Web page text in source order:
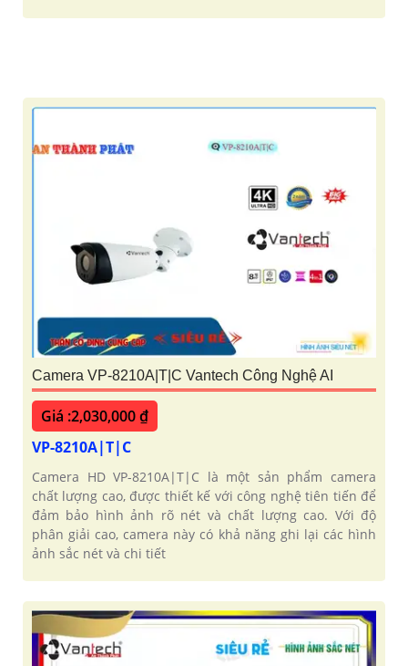
Camera VP-8210A|T|C Vantech Công Nghệ AI
Giá :2,030,000 ₫
VP-8210A|T|C
Camera HD VP-8210A|T|C là một sản phẩm camera
chất lượng cao, được thiết kế với công nghệ tiên tiến để
đảm bảo hình ảnh rõ nét và chất lượng cao. Với độ
phân giải cao, camera này có khả năng ghi lại các hình
ảnh sắc nét và chi tiết